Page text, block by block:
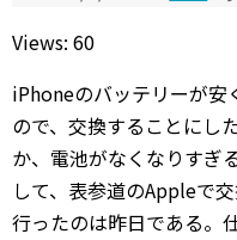
Views: 60
iPhoneのバッテリーが安
ので、交換することにし
か、電池がなくなりすぎ
して、表参道のAppleで
行ったのは昨日である。